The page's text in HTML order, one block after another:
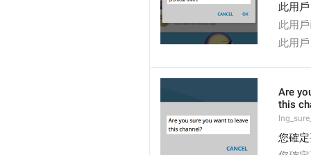
此用
此用
此用
Are
this
您確